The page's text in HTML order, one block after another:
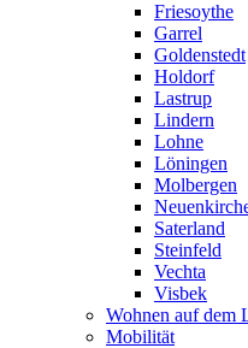
Friesoythe
Garrel
Goldenstedt
Holdorf
Lastrup
Lindern
Lohne
Löningen
Molbergen
Saterland
Steinfeld
Vechta
Visbek
Wohnen auf dem
Mobilität